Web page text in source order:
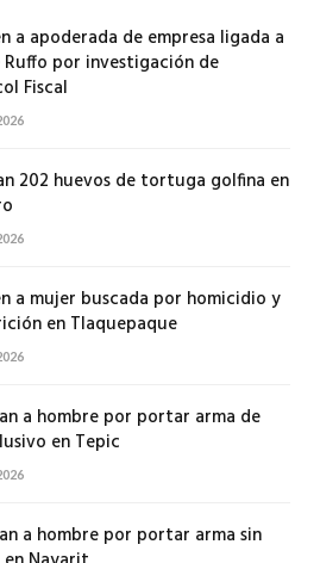
a apoderada de empresa ligada a
Ruffo por investigación de
Fiscal
202 huevos de tortuga golfina en
a mujer buscada por homicidio y
en Tlaquepaque
a hombre por portar arma de
en Tepic
a hombre por portar arma sin